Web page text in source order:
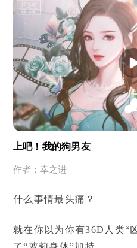
上吧！我的狗男友
作者：幸之进
什么事情最头痛？
就在你以为你有36D人类“